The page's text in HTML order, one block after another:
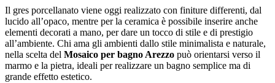
Il gres porcellanato viene oggi realizzato con finiture differenti, dal
lucido all’opaco, mentre per la ceramica è possibile inserire anche
elementi decorati a mano, per dare un tocco di stile e di prestigio
all’ambiente. Chi ama gli ambienti dallo stile minimalista e naturale,
nella scelta del Mosaico per bagno Arezzo può orientarsi verso il
marmo e la pietra, ideali per realizzare un bagno semplice ma di
grande effetto estetico.